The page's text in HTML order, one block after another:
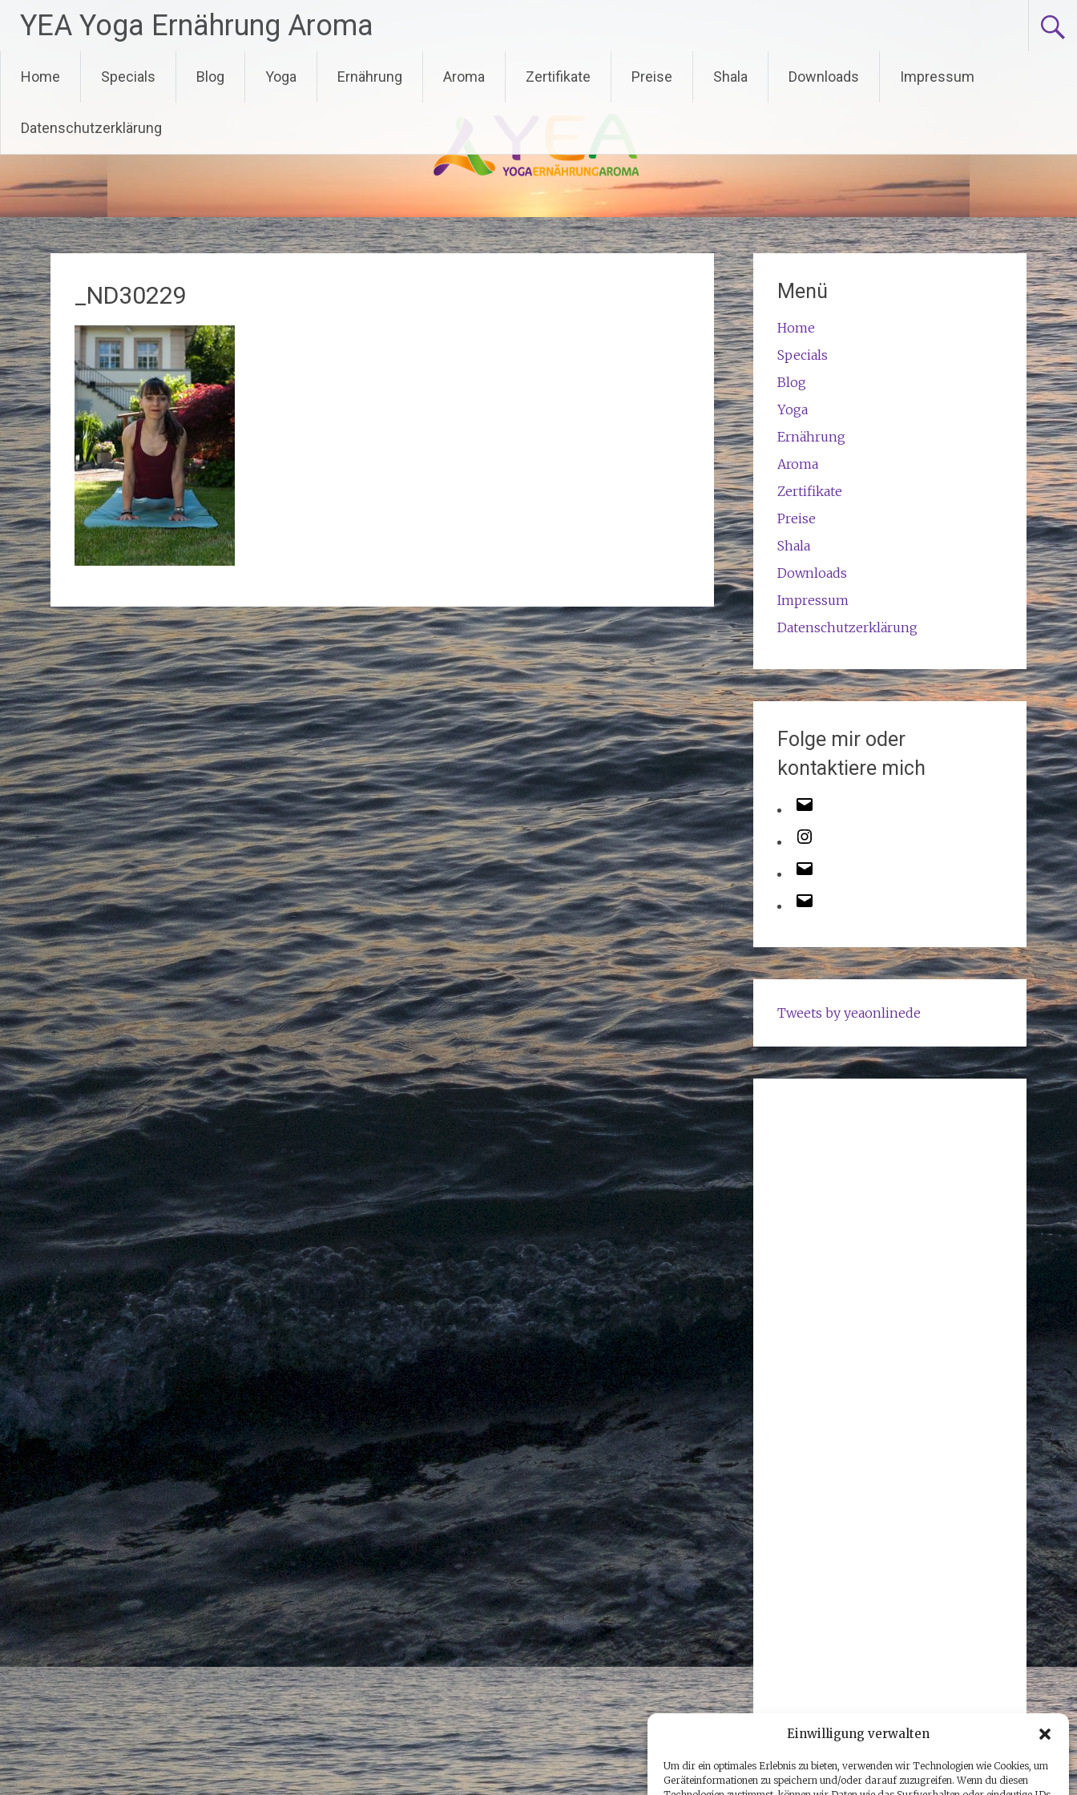
Einwilligung verwalten
Um dir ein optimales Erlebnis zu bieten, verwenden wir Technologien wie Cookies, um
Geräteinformationen zu speichern und/oder darauf zuzugreifen. Wenn du diesen
Inhalt
springen
YEA Yoga Ernährung Aroma
Home Specials Blog Yoga Ernährung Aroma Zertifikate Preise Shala Downloads Impressum
Datenschutzerklärung
_ND30229 Menü
Home
Specials
Blog
Yoga
Ernährung
Aroma
Zertifikate
Preise
Shala
Downloads
Impressum
Datenschutzerklärung
Folge mir oder
kontaktiere mich
Tweets by yeaonlinede